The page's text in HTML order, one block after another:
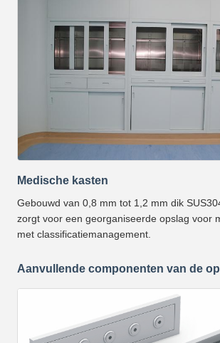
Medische kasten
Gebouwd van 0,8 mm tot 1,2 mm dik
zorgt voor een georganiseerde opslag voor
met classificatiemanagement.
Aanvullende componenten van de